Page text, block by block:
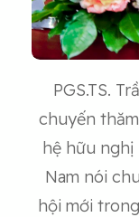
PGS.TS.
chuyến
hệ hữu nghị
Nam nói
hội mới